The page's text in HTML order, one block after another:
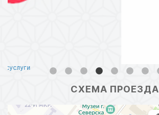
Нацпроекты
СХЕМА ПРОЕЗДА